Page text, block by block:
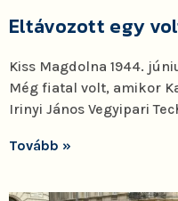
Eltávozott egy
Kiss Magdolna 1944.
Még fiatal volt, amikor
Irinyi János Vegyipari
Tovább »